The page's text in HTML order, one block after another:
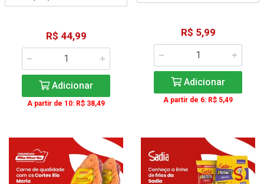
R$ 44,99
Adicionar
A partir de 10: R$ 38,49
R$ 5,99
Adicionar
A partir de 6: R$ 5,49